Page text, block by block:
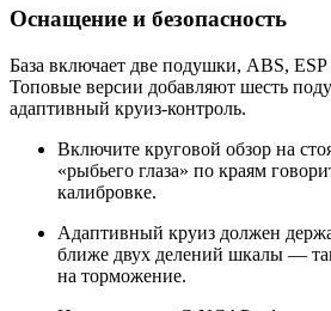
Оснащение и безопасность
База включает две подушки, ABS,
Топовые версии добавляют шесть
адаптивный круиз-контроль.
Включите круговой обзор на
«рыбьего глаза» по краям
калибровке.
Адаптивный круиз должен
ближе двух делений шкалы —
на торможение.